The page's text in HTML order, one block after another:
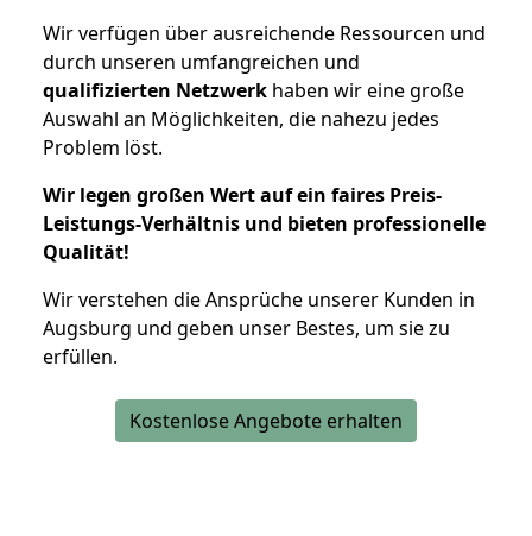
Wir verfügen über ausreichende Ressourcen und
durch unseren umfangreichen und
qualifizierten Netzwerk haben wir eine große
Auswahl an Möglichkeiten, die nahezu jedes
Problem löst.
Wir legen großen Wert auf ein faires Preis-
Leistungs-Verhältnis und bieten professionelle
Qualität!
Wir verstehen die Ansprüche unserer Kunden in
Augsburg und geben unser Bestes, um sie zu
erfüllen.
Kostenlose Angebote erhalten